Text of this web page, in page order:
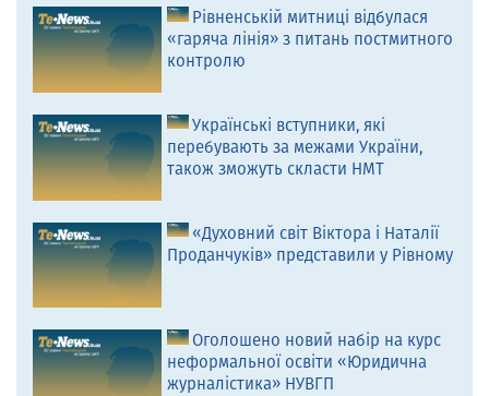
Рівненській митниці відбулася
«гаряча лінія» з питань постмитного
контролю
Українські вступники, які
перебувають за межами України,
також зможуть скласти НМТ
«Духовний світ Віктора і Наталії
Проданчуків» представили у Рівному
Оголошено новий набір на курс
неформальної освіти «Юридична
журналістика» НУВГП